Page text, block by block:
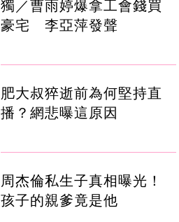
獨／曹雨婷爆拿工會錢買
豪宅 李亞萍發聲
肥大叔猝逝前為何堅持直
播？網悲曝這原因
周杰倫私生子真相曝光！
孩子的親爹竟是他